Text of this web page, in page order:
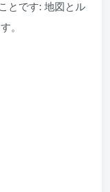
とです: 地図とル
。